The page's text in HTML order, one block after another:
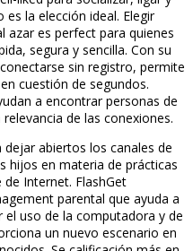
la elección ideal. Elegir
azar es perfect para quienes
segura y sencilla. Con su
sin registro, permite
cuestión de segundos.
a encontrar personas de
de las conexiones.
dejar abiertos los canales de
hijos en materia de prácticas
Internet. FlashGet
parental que ayuda a
uso de la computadora y de
un nuevo escenario en